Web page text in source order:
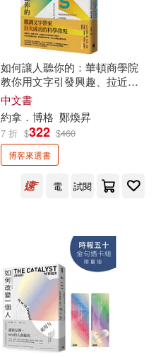
如何讓人聽你的：華頓商學院
教你用文字引發興趣、拉近關
係、有效說服
中文書
約拿 ． 博格 鄭煥昇
7 折 $322 $460
博客來選書
電 試閱